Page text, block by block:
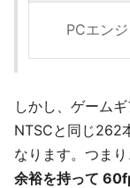
PCエン
しかし、ゲーム
NTSCと同じ262
なります。つまり
余裕を持って